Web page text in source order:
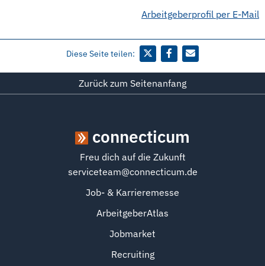
Arbeitgeberprofil per E-Mail
Diese Seite teilen:
Zurück zum Seitenanfang
connecticum
Freu dich auf die Zukunft
serviceteam@connecticum.de
Job- & Karrieremesse
ArbeitgeberAtlas
Jobmarket
Recruiting